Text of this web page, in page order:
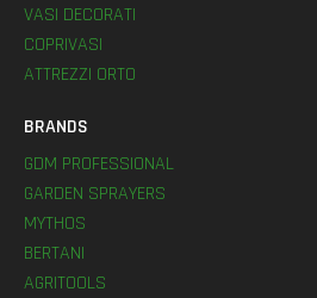
VASI DECORATI
COPRIVASI
ATTREZZI ORTO
BRANDS
GDM PROFESSIONAL
GARDEN SPRAYERS
MYTHOS
BERTANI
AGRITOOLS